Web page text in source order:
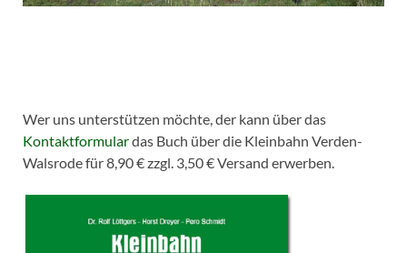
Wer uns unterstützen möchte, der kann über das
Kontaktformulardas Buch über die Kleinbahn Verden-
Walsrode für 8,90 € zzgl. 3,50 € Versand erwerben.